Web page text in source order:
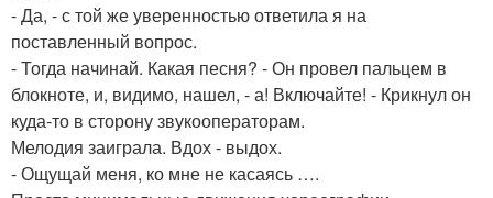
- Да, - с той же уверенностью ответила я на
поставленный вопрос.
- Тогда начинай. Какая песня? - Он провел пальцем в
блокноте, и, видимо, нашел, - а! Включайте! - Крикнул он
куда-то в сторону звукооператорам.
Мелодия заиграла. Вдох - выдох.
- Ощущай меня, ко мне не касаясь ….